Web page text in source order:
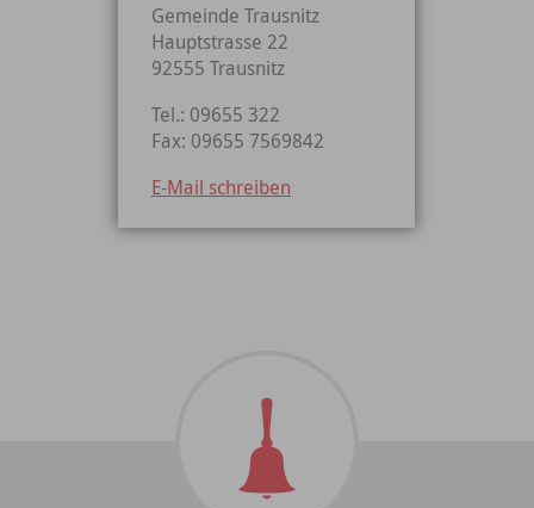
Gemeinde Trausnitz
Hauptstrasse 22
92555 Trausnitz
Tel.: 09655 322
Fax: 09655 7569842
E-Mail schreiben